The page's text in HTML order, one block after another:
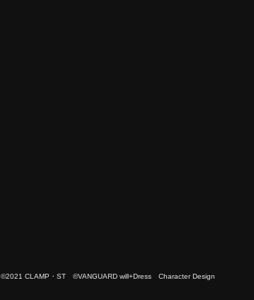
CLAMP・ST ©VANGUARD will+Dress Character Design